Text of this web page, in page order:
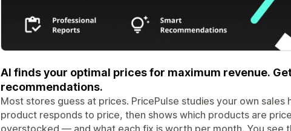
AI finds your optimal prices for maximum revenue.
recommendations.
Most stores guess at prices. PricePulse studies your own
product responds to price, then shows which products are
overstocked — and what each fix is worth per month. You see